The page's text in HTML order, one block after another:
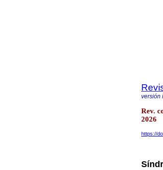
versión
Rev.
2026
https://